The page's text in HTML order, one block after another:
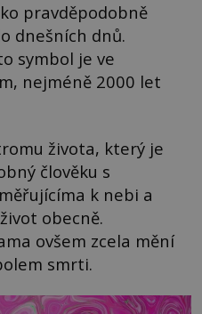
pravděpodobně
dnešních dnů.
symbol je ve
nejméně 2000 let
života, který je
člověku s
k nebi a
obecně.
ovšem zcela mění
smrti.